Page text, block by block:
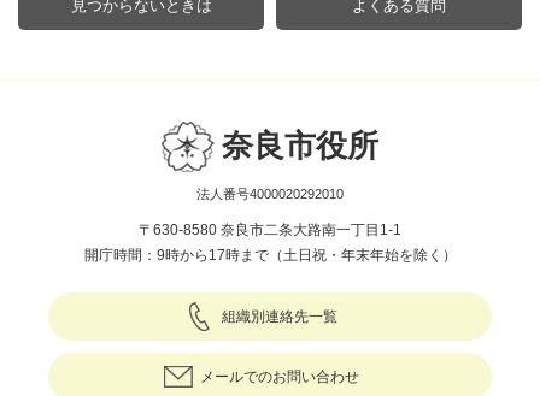
見つからないときは よくある質問
奈良市役所
法人番号4000020292010
〒630-8580 奈良市二条大路南一丁目1-1
開庁時間：9時から17時まで（土日祝・年末年始を除く）
組織別連絡先一覧
メールでのお問い合わせ